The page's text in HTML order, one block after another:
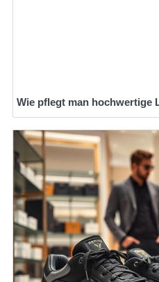
Wie pflegt man hochwertige